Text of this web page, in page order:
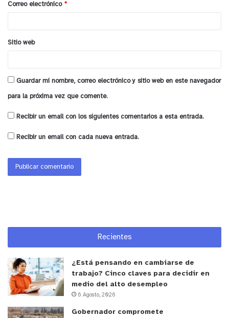
*
Correo electrónico *
Sitio web
Guardar mi nombre, correo electrónico y sitio web en este navegador
para la próxima vez que comente.
Recibir un email con los siguientes comentarios a esta entrada.
Recibir un email con cada nueva entrada.
Recientes
¿Está pensando en cambiarse de
trabajo? Cinco claves para decidir en
medio del alto desempleo
6 Agosto, 2026
Gobernador compromete